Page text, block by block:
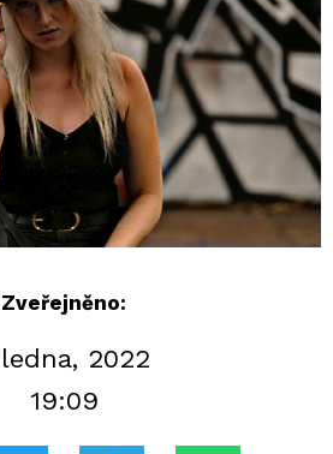
Zveřejněno:
2022
19:09